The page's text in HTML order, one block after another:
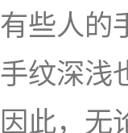
有些人的
手纹深浅
因此，无